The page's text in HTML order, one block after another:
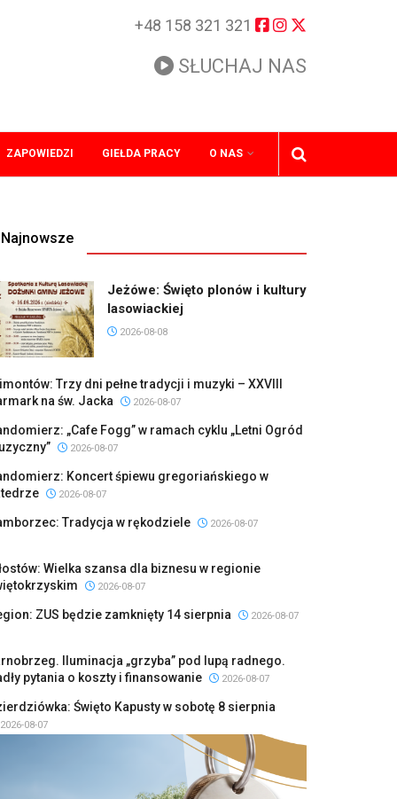
+48 158 321 321
SŁUCHAJ NAS
ZAPOWIEDZI GIEŁDA PRACY O NAS
Najnowsze
Jeżówe: Święto plonów i kultury
lasowiackiej
2026-08-08
Trzy dni pełne tradycji i muzyki – XXVIII
na św. Jacka
2026-08-07
„Cafe Fogg” w ramach cyklu „Letni Ogród
2026-08-07
Koncert śpiewu gregoriańskiego w
2026-08-07
Tradycja w rękodziele 2026-08-07
Wielka szansa dla biznesu w regionie
2026-08-07
ZUS będzie zamknięty 14 sierpnia 2026-08-07
Iluminacja „grzyba” pod lupą radnego.
pytania o koszty i finansowanie
2026-08-07
Święto Kapusty w sobotę 8 sierpnia
2026-08-07